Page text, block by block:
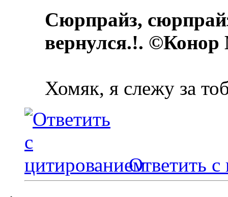
Сюрпрайз,
вернулся.!.
Хомяк, я слежу за
Ответить с